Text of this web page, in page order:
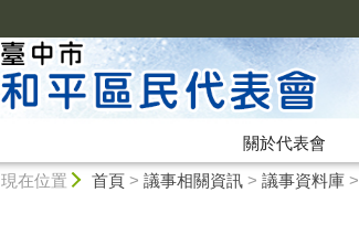
關於代表會
現在位置 首頁> 議事相關資訊> 議事資料庫>